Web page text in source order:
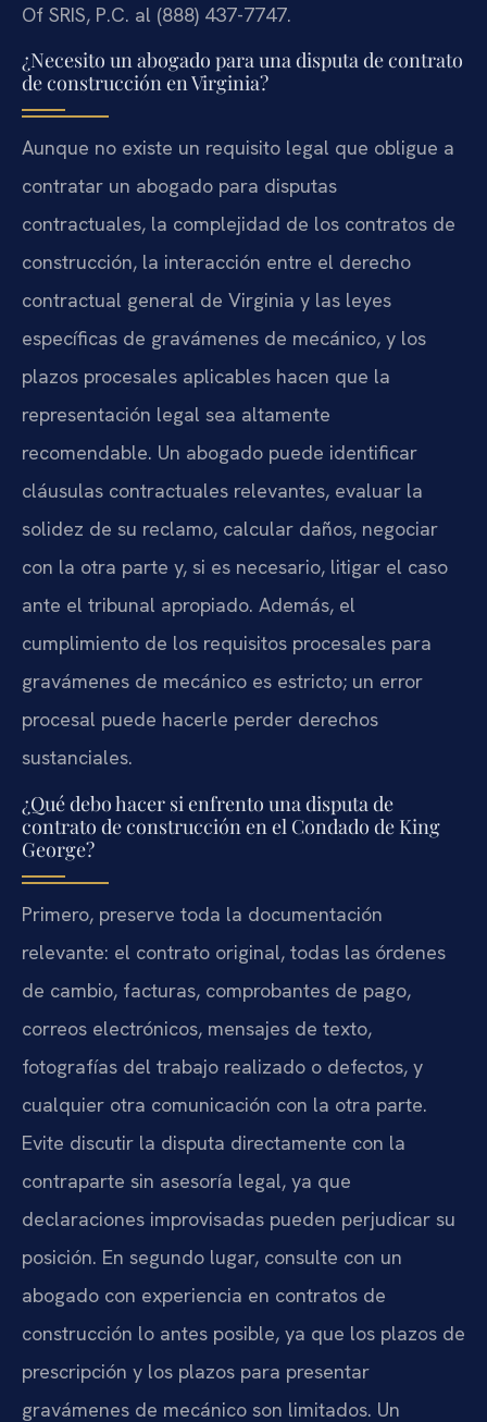
Of SRIS, P.C. al (888) 437-7747.
¿Necesito un abogado para una disputa de contrato
de construcción en Virginia?
Aunque no existe un requisito legal que obligue a
contratar un abogado para disputas
contractuales, la complejidad de los contratos de
construcción, la interacción entre el derecho
contractual general de Virginia y las leyes
específicas de gravámenes de mecánico, y los
plazos procesales aplicables hacen que la
representación legal sea altamente
recomendable. Un abogado puede identificar
cláusulas contractuales relevantes, evaluar la
solidez de su reclamo, calcular daños, negociar
con la otra parte y, si es necesario, litigar el caso
ante el tribunal apropiado. Además, el
cumplimiento de los requisitos procesales para
gravámenes de mecánico es estricto; un error
procesal puede hacerle perder derechos
sustanciales.
¿Qué debo hacer si enfrento una disputa de
contrato de construcción en el Condado de King
George?
Primero, preserve toda la documentación
relevante: el contrato original, todas las órdenes
de cambio, facturas, comprobantes de pago,
correos electrónicos, mensajes de texto,
fotografías del trabajo realizado o defectos, y
cualquier otra comunicación con la otra parte.
Evite discutir la disputa directamente con la
contraparte sin asesoría legal, ya que
declaraciones improvisadas pueden perjudicar su
posición. En segundo lugar, consulte con un
abogado con experiencia en contratos de
construcción lo antes posible, ya que los plazos de
prescripción y los plazos para presentar
gravámenes de mecánico son limitados. Un